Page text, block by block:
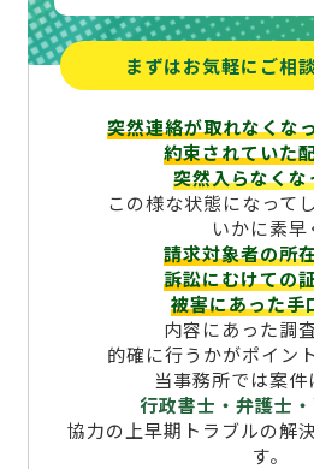
まずはお気軽にご相
突然連絡が取れなくな
約束されていた
突然入らなく
この様な状態になって
いかに素早
請求対象者の所
訴訟にむけての
被害にあった手
内容にあった調
的確に行うかがポイン
当事務所では案件
行政書士・弁護士
協力の上早期トラブルの解
す。